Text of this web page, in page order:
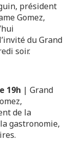
président
Gomez,
du Grand
soir.
19h | Grand
de la
gastronomie,